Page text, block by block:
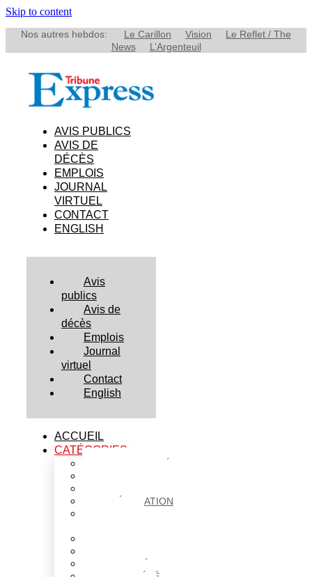
Skip to content
Nos autres hebdos: Le Carillon Vision
Le Reflet / The
News
L’Argenteuil
AVIS PUBLICS
AVIS DE
DÉCÈS
EMPLOIS
JOURNAL
VIRTUEL
CONTACT
ENGLISH
Avis
publics
Avis de
décès
Emplois
Journal
virtuel
Contact
English
ACCUEIL
CATÉGORIES
ÉDUCATION